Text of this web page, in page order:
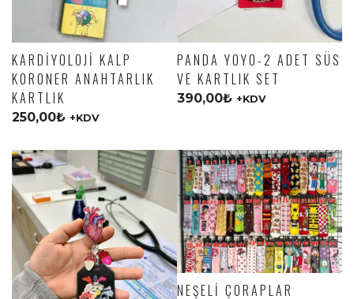
KARDIYOLOJI KALP
KORONER ANAHTARLIK
KARTLIK
250,00₺ +KDV
PANDA YOYO-2 ADET SÜS
VE KARTLIK SET
390,00₺ +KDV
NEŞELI ÇORAPLAR